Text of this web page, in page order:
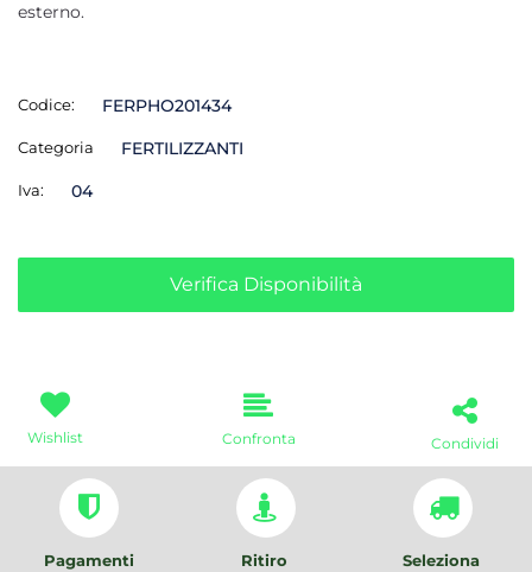
esterno.
Codice: FERPHO201434
Categoria FERTILIZZANTI
Iva: 04
Verifica Disponibilità
Wishlist Confronta Condividi
Pagamenti
Ritiro
Seleziona